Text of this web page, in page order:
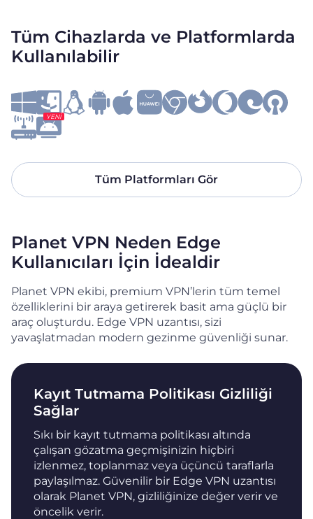
Tüm Cihazlarda ve Platformlarda
Kullanılabilir
YENI
Tüm Platformları Gör
Planet VPN Neden Edge
Kullanıcıları İçin İdealdir
Planet VPN ekibi, premium VPN’lerin tüm temel
özelliklerini bir araya getirerek basit ama güçlü bir
araç oluşturdu. Edge VPN uzantısı, sizi
yavaşlatmadan modern gezinme güvenliği sunar.
Kayıt Tutmama Politikası Gizliliği
Sağlar
Sıkı bir kayıt tutmama politikası altında
çalışan gözatma geçmişinizin hiçbiri
izlenmez, toplanmaz veya üçüncü taraflarla
paylaşılmaz. Güvenilir bir Edge VPN uzantısı
olarak Planet VPN, gizliliğinize değer verir ve
öncelik verir.